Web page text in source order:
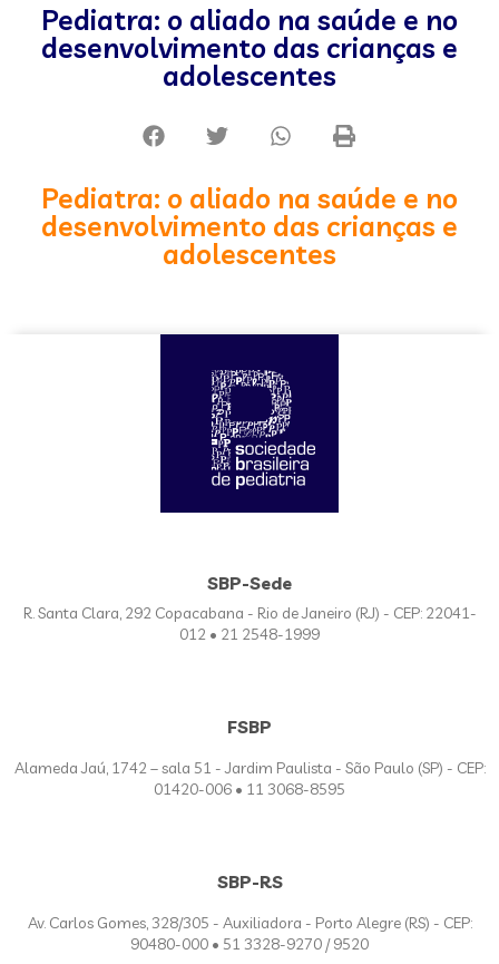
Pediatra: o aliado na saúde e no
desenvolvimento das crianças e
adolescentes
Pediatra: o aliado na saúde e no
desenvolvimento das crianças e
adolescentes
SBP-Sede
R. Santa Clara, 292 Copacabana - Rio de Janeiro (RJ) - CEP: 22041-
012 • 21 2548-1999
FSBP
Alameda Jaú, 1742 – sala 51 - Jardim Paulista - São Paulo (SP) - CEP:
01420-006 • 11 3068-8595
SBP-RS
Av. Carlos Gomes, 328/305 - Auxiliadora - Porto Alegre (RS) - CEP:
90480-000 • 51 3328-9270 / 9520